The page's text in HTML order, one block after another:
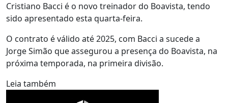
Cristiano Bacci é o novo treinador do Boavista, tendo
sido apresentado esta quarta-feira.
O contrato é válido até 2025, com Bacci a sucede a
Jorge Simão que assegurou a presença do Boavista, na
próxima temporada, na primeira divisão.
Leia também